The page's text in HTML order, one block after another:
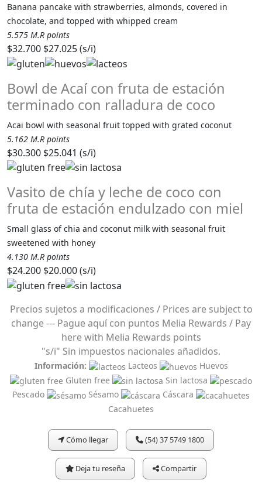
Banana pancake with strawberries, almonds, covered in
chocolate, and topped with whipped cream
5.575 M.R points
$32.700 $27.025 (s/i)
Bowl de Acaí con fruta de estación
terminado con ralladura de coco
Acai bowl with seasonal fruit topped with grated coconut
5.162 M.R points
$30.300 $25.041 (s/i)
Vasito de chía y leche de coco con
fruta de estación endulzado con miel
Small glass of chia and coconut milk with seasonal fruit
sweetened with honey
4.130 M.R points
$24.200 $20.000 (s/i)
Precios sujetos a modificaciones / Prices are subject to
change --- Pague aquí con puntos Melia Rewards / Pay
here with Melia Rewards points
"s/i" Sin impuestos nacionales añadidos.
Información: Lacteos
Huevos
Gluten free
Sin lactosa
Pescado
Sésamo
Cáscara
Cacahuetes
Cómo llegar (54) 37 5749 1800
Deja tu reseña Compartir